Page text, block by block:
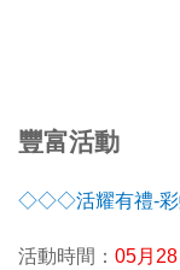
豐富活動
◇◇◇活耀有禮-
活動時間： 05月